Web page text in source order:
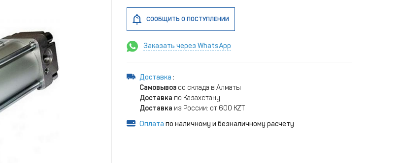
СООБЩИТЬ О ПОСТУПЛЕНИИ
Заказать через WhatsApp
Доставка :
Самовывозсо склада в Алматы
Доставка по Казахстану
Доставка из России: от 600 KZT
Оплата по наличному и безналичному расчету